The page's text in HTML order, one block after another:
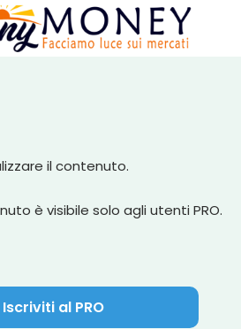
il contenuto.
è visibile solo agli utenti PRO.
Iscriviti al PRO